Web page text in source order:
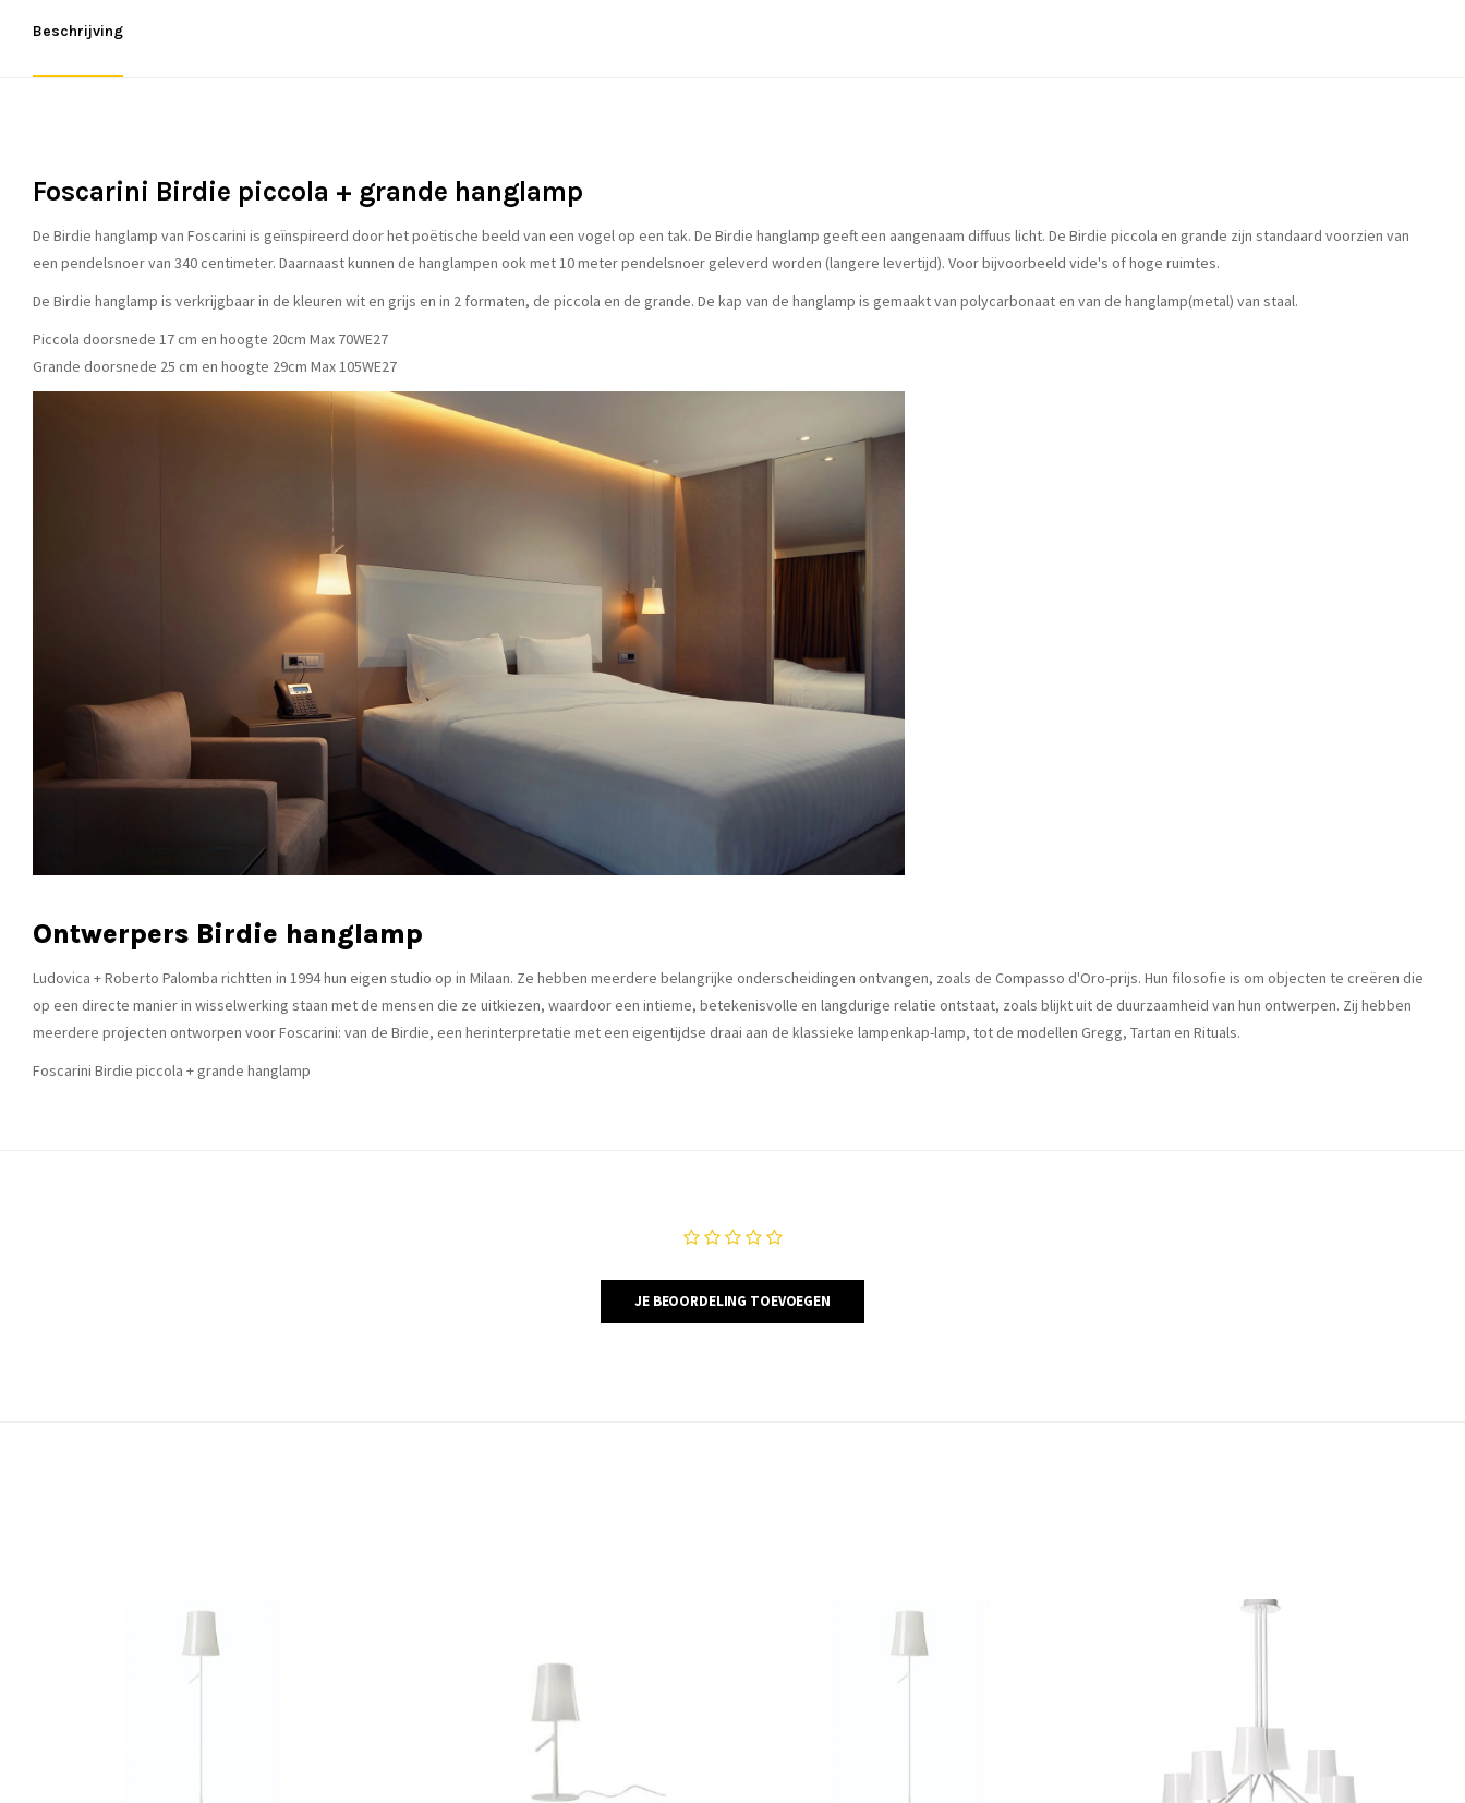
Beschrijving
Foscarini Birdie piccola + grande hanglamp
De Birdie hanglamp van Foscarini is geïnspireerd door het poëtische beeld van een vogel op een tak. De Birdie hanglamp geeft een aangenaam diffuus licht. De Birdie piccola en grande zijn standaard voorzien van
een pendelsnoer van 340 centimeter. Daarnaast kunnen de hanglampen ook met 10 meter pendelsnoer geleverd worden (langere levertijd). Voor bijvoorbeeld vide's of hoge ruimtes.
De Birdie hanglamp is verkrijgbaar in de kleuren wit en grijs en in 2 formaten, de piccola en de grande. De kap van de hanglamp is gemaakt van polycarbonaat en van de hanglamp(metal) van staal.
Piccola doorsnede 17 cm en hoogte 20cm Max 70WE27
Grande doorsnede 25 cm en hoogte 29cm Max 105WE27
Ontwerpers Birdie hanglamp
Ludovica + Roberto Palomba richtten in 1994 hun eigen studio op in Milaan. Ze hebben meerdere belangrijke onderscheidingen ontvangen, zoals de Compasso d'Oro-prijs. Hun filosofie is om objecten te creëren die
op een directe manier in wisselwerking staan ​​met de mensen die ze uitkiezen, waardoor een intieme, betekenisvolle en langdurige relatie ontstaat, zoals blijkt uit de duurzaamheid van hun ontwerpen. Zij hebben
meerdere projecten ontworpen voor Foscarini: van de Birdie, een herinterpretatie met een eigentijdse draai aan de klassieke lampenkap-lamp, tot de modellen Gregg, Tartan en Rituals.
Foscarini Birdie piccola + grande hanglamp
JE BEOORDELING TOEVOEGEN